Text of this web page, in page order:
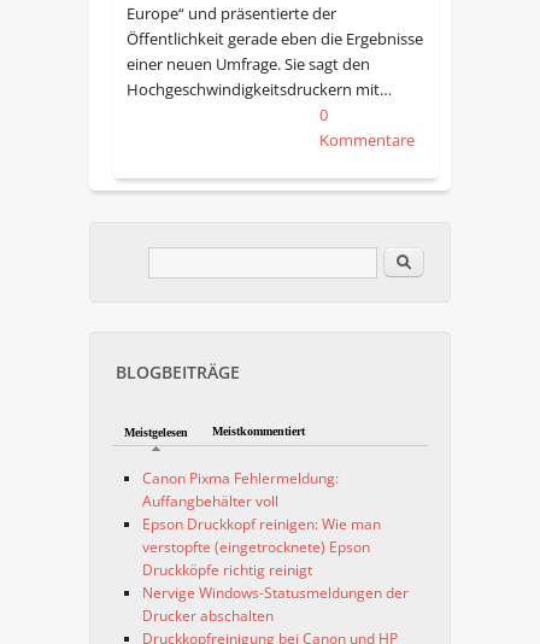
Europe“ und präsentierte der
Öffentlichkeit gerade eben die Ergebnisse
einer neuen Umfrage. Sie sagt den
Hochgeschwindigkeitsdruckern mit…
0
Kommentare
Suchformular Im Blog suchen
BLOGBEITRÄGE
Meistgelesen Meistkommentiert
Canon Pixma Fehlermeldung:
Auffangbehälter voll
Epson Druckkopf reinigen: Wie man
verstopfte (eingetrocknete) Epson
Druckköpfe richtig reinigt
Nervige Windows-Statusmeldungen der
Drucker abschalten
Druckkopfreinigung bei Canon und HP